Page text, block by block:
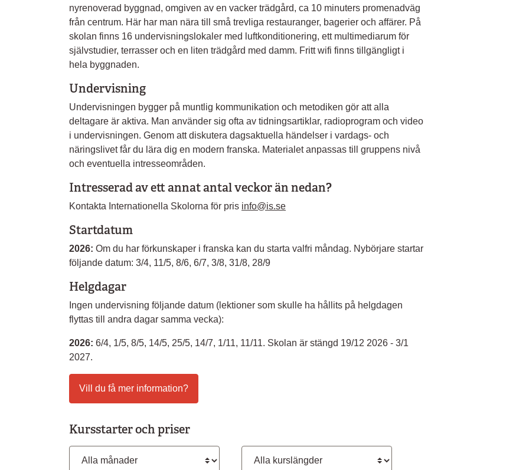
nyrenoverad byggnad, omgiven av en vacker trädgård, ca 10 minuters promenadväg
från centrum. Här har man nära till små trevliga restauranger, bagerier och affärer. På
skolan finns 16 undervisningslokaler med luftkonditionering, ett multimediarum för
självstudier, terrasser och en liten trädgård med damm. Fritt wifi finns tillgängligt i
hela byggnaden.
Undervisning
Undervisningen bygger på muntlig kommunikation och metodiken gör att alla
deltagare är aktiva. Man använder sig ofta av tidningsartiklar, radioprogram och video
i undervisningen. Genom att diskutera dagsaktuella händelser i vardags- och
näringslivet får du lära dig en modern franska. Materialet anpassas till gruppens nivå
och eventuella intresseområden.
Intresserad av ett annat antal veckor än nedan?
Kontakta Internationella Skolorna för pris info@is.se
Startdatum
2026: Om du har förkunskaper i franska kan du starta valfri måndag. Nybörjare startar
följande datum: 3/4, 11/5, 8/6, 6/7, 3/8, 31/8, 28/9
Helgdagar
Ingen undervisning följande datum (lektioner som skulle ha hållits på helgdagen
flyttas till andra dagar samma vecka):
2026: 6/4, 1/5, 8/5, 14/5, 25/5, 14/7, 1/11, 11/11. Skolan är stängd 19/12 2026 - 3/1
2027.
Vill du få mer information?
Kursstarter och priser